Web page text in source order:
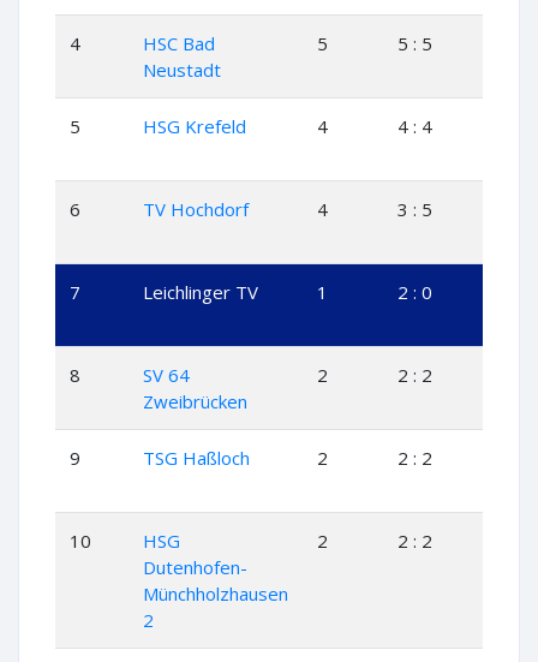
4
HSC Bad
Neustadt
5 5 : 5
5 HSG Krefeld 4 4 : 4
6 TV Hochdorf 4 3 : 5
7 Leichlinger TV 1 2 : 0
8
SV 64
Zweibrücken
2 2 : 2
9 TSG Haßloch 2 2 : 2
10
HSG
Dutenhofen-
Münchholzhausen
2
2 2 : 2